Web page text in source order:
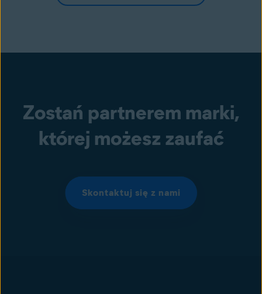
Zostań partnerem marki,
której możesz zaufać
Skontaktuj się z nami